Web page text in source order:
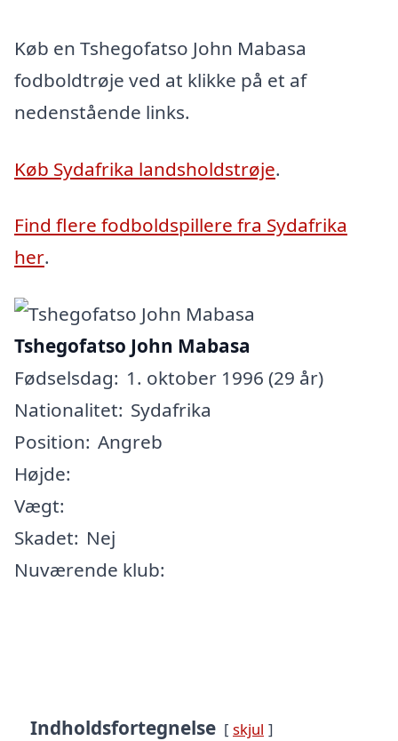
Køb en Tshegofatso John Mabasa
fodboldtrøje ved at klikke på et af
nedenstående links.
Køb Sydafrika landsholdstrøje.
Find flere fodboldspillere fra Sydafrika
her.
Tshegofatso John Mabasa
Fødselsdag: 1. oktober 1996 (29 år)
Nationalitet: Sydafrika
Position: Angreb
Højde:
Vægt:
Skadet: Nej
Nuværende klub:
Indholdsfortegnelse skjul